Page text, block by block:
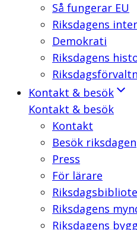
Så fungerar EU
Riksdagens
Demokrati
Riksdagens
Kontakt & besök
Kontakt & besök
Kontakt
Besök riksdagen
Press
För lärare
Riksdagens
Riksdagens